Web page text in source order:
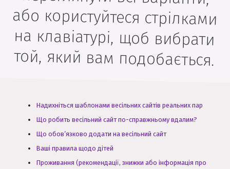
той, який вам подобається.
Надихніться шаблонами весільних сайтів реальних пар
Що робить весільний сайт по-справжньому вдалим?
Що обов’язково додати на весільний сайт
Ваші правила щодо дітей
Проживання (рекомендації, знижки або інформація про